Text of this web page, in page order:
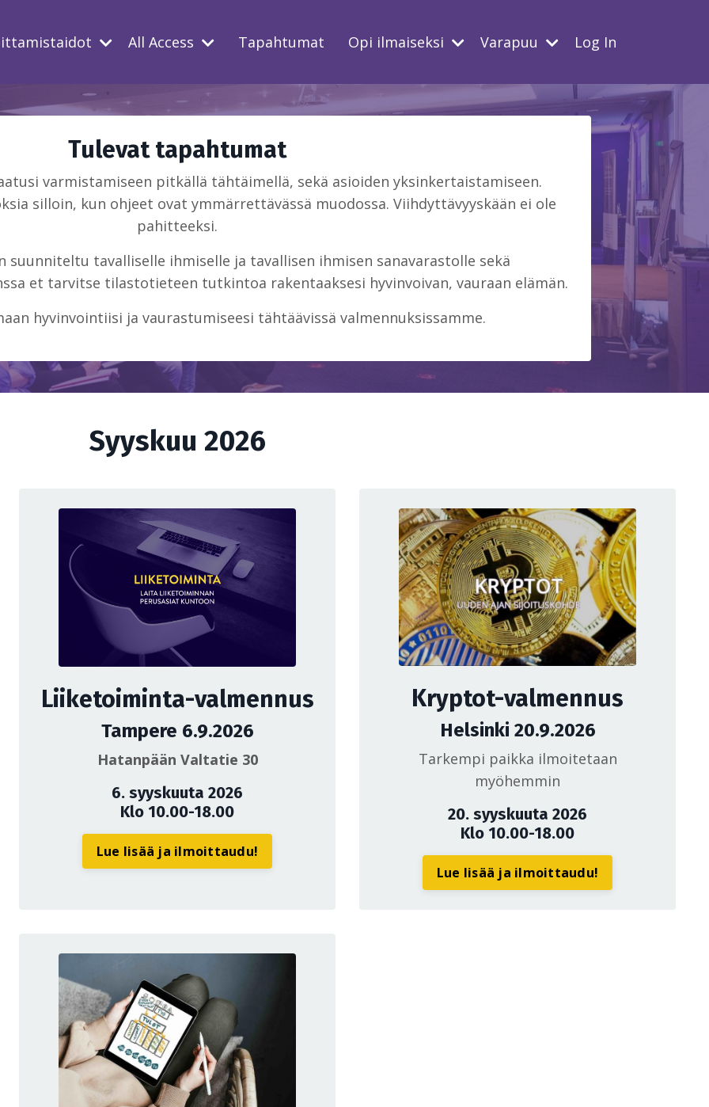
All Access Tapahtumat Opi ilmaiseksi Varapuu Log In
Tulevat tapahtumat
varmistamiseen pitkällä tähtäimellä, sekä asioiden yksinkertaistamiseen.
silloin, kun ohjeet ovat ymmärrettävässä muodossa. Viihdyttävyyskään ei ole
pahitteeksi.
suunniteltu tavalliselle ihmiselle ja tavallisen ihmisen sanavarastolle sekä
et tarvitse tilastotieteen tutkintoa rakentaaksesi hyvinvoivan, vauraan elämän.
hyvinvointiisi ja vaurastumiseesi tähtäävissä valmennuksissamme.
Syyskuu 2026
Liiketoiminta-valmennus
Tampere 6.9.2026
Hatanpään Valtatie 30
6. syyskuuta 2026
Klo 10.00-18.00
Lue lisää ja ilmoittaudu!
Kryptot-valmennus
Helsinki 20.9.2026
Tarkempi paikka ilmoitetaan
myöhemmin
20. syyskuuta 2026
Klo 10.00-18.00
Lue lisää ja ilmoittaudu!